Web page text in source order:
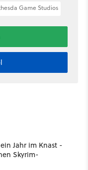
Game Studios
Jahr im Knast -
Skyrim-